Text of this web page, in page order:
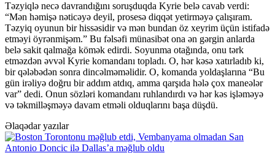
Təzyiqlə necə davrandığını soruşduqda Kyrie belə cavab verdi:
“Mən həmişə nəticəyə deyil, prosesə diqqət yetirməyə çalışıram.
Təzyiq oyunun bir hissəsidir və mən bundan öz xeyrim üçün istifadə
etməyi öyrənmişəm.” Bu fəlsəfi münasibət ona ən gərgin anlarda
belə sakit qalmağa kömək edirdi. Soyunma otağında, onu tərk
etməzdən əvvəl Kyrie komandanı topladı. O, hər kəsə xatırladıb ki,
bir qələbədən sonra dincəlməməlidir. O, komanda yoldaşlarına “Bu
gün irəliyə doğru bir addım atdıq, amma qarşıda hələ çox maneələr
var” dedi. Onun sözləri komandanı ruhlandırdı və hər kəs işləməyə
və təkmilləşməyə davam etməli olduqlarını başa düşdü.
Əlaqədar yazılar